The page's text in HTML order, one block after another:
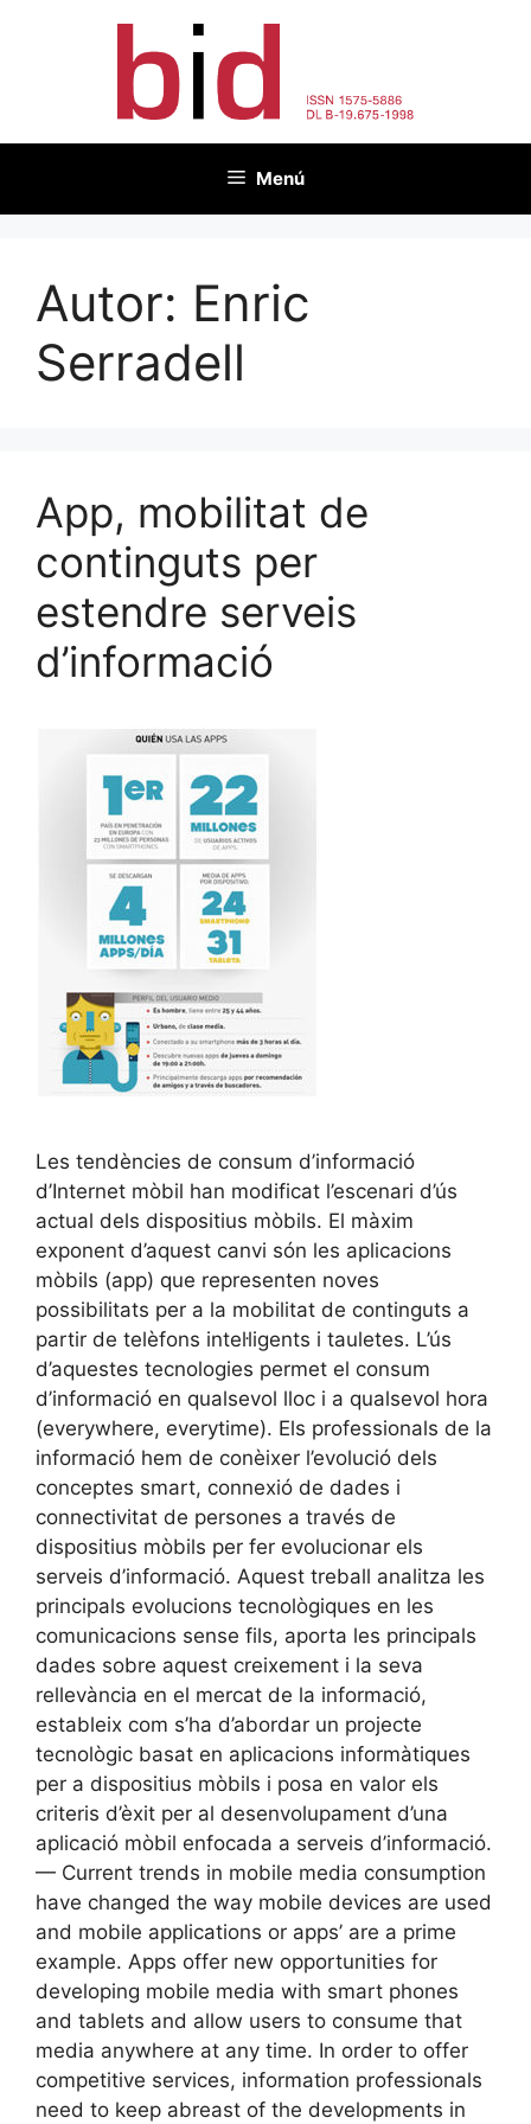
Menú
Autor: Enric
Serradell
App, mobilitat de
continguts per
estendre serveis
d’informació
Les tendències de consum d’informació
d’Internet mòbil han modificat l’escenari d’ús
actual dels dispositius mòbils. El màxim
exponent d’aquest canvi són les aplicacions
mòbils (app) que representen noves
possibilitats per a la mobilitat de continguts a
partir de telèfons intel·ligents i tauletes. L’ús
d’aquestes tecnologies permet el consum
d’informació en qualsevol lloc i a qualsevol hora
(everywhere, everytime). Els professionals de la
informació hem de conèixer l’evolució dels
conceptes smart, connexió de dades i
connectivitat de persones a través de
dispositius mòbils per fer evolucionar els
serveis d’informació. Aquest treball analitza les
principals evolucions tecnològiques en les
comunicacions sense fils, aporta les principals
dades sobre aquest creixement i la seva
rellevància en el mercat de la informació,
estableix com s’ha d’abordar un projecte
tecnològic basat en aplicacions informàtiques
per a dispositius mòbils i posa en valor els
criteris d’èxit per al desenvolupament d’una
aplicació mòbil enfocada a serveis d’informació.
— Current trends in mobile media consumption
have changed the way mobile devices are used
and mobile applications or apps’ are a prime
example. Apps offer new opportunities for
developing mobile media with smart phones
and tablets and allow users to consume that
media anywhere at any time. In order to offer
competitive services, information professionals
need to keep abreast of the developments in